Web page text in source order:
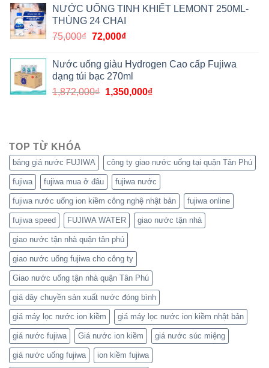
NƯỚC UỐNG TINH KHIẾT LEMONT 250ML-
THÙNG 24 CHAI
75,000₫ 72,000₫
Nước uống giàu Hydrogen Cao cấp Fujiwa
dạng túi bạc 270ml
1,872,000₫ 1,350,000₫
TOP TỪ KHÓA
bảng giá nước FUJIWA công ty giao nước uống tại quận Tân Phú
fujiwa fujiwa mua ở đâu fujiwa nước
fujiwa nước uống ion kiềm công nghệ nhật bản fujiwa online
fujiwa speed FUJIWA WATER giao nước tận nhà
giao nước tận nhà quận tân phú
giao nước uống fujiwa cho công ty
Giao nước uống tận nhà quận Tân Phú
giá dây chuyền sản xuất nước đóng bình
giá máy lọc nước ion kiềm giá máy lọc nước ion kiềm nhật bản
giá nước fujiwa Giá nước ion kiềm giá nước súc miệng
giá nước uống fujiwa ion kiềm fujiwa